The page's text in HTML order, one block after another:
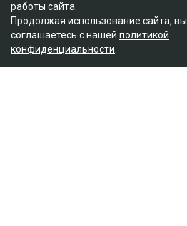
работы сайта.
Продолжая использование сайта, вы
соглашаетесь с нашей политикой
конфиденциальности